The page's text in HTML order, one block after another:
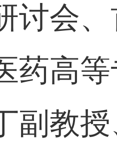
讨会
药高
副教